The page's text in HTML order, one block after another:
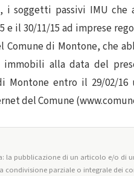
i soggetti passivi IMU
e il 30/11/15 ad imprese
Comune di Montone, che
alla data del
Montone entro il 29/02/
del Comune
la pubblicazione di un articolo e/o di
condivisione parziale o integrale dei